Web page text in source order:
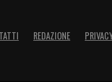
REDAZIONE